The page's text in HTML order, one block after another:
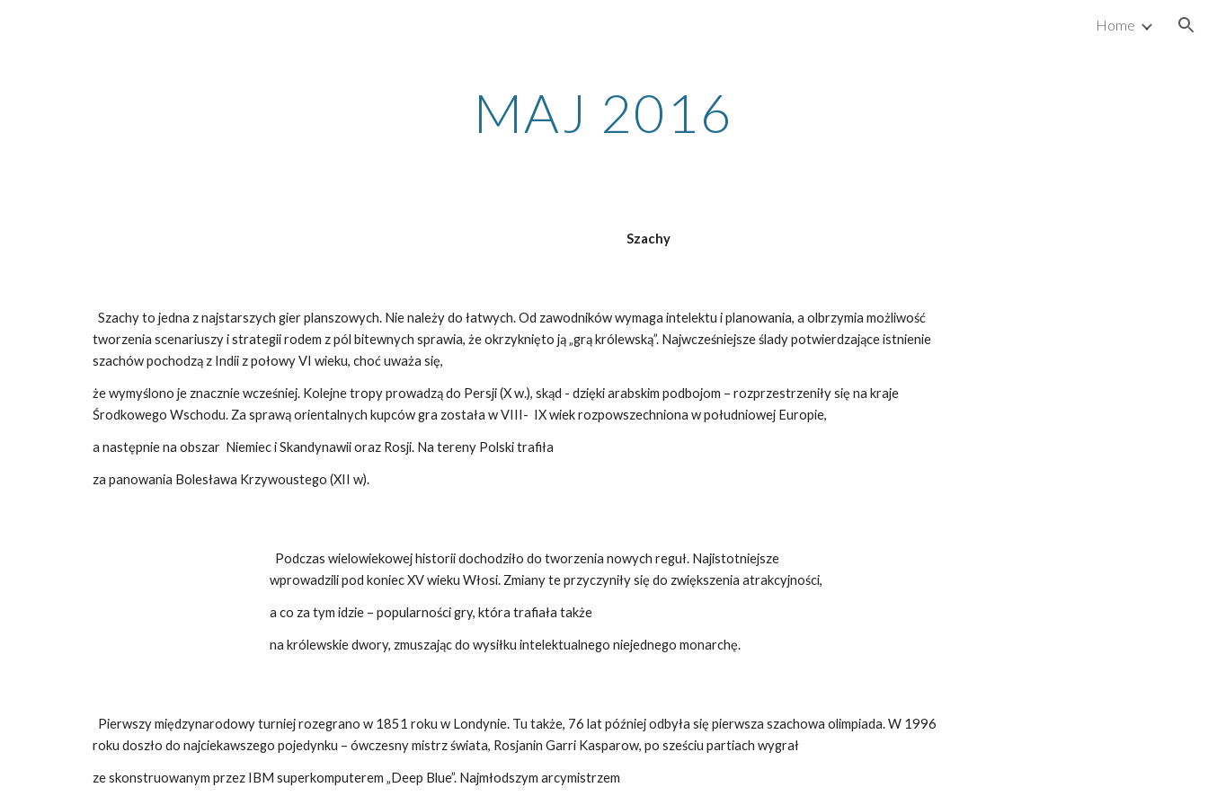
Home
MAJ 2016
Szachy
Szachy to jedna z najstarszych gier planszowych. Nie należy do łatwych. Od zawodników wymaga intelektu i planowania, a olbrzymia możliwość
tworzenia scenariuszy i strategii rodem z pól bitewnych sprawia, że okrzyknięto ją „grą królewską”. Najwcześniejsze ślady potwierdzające istnienie
szachów pochodzą z Indii z połowy VI wieku, choć uważa się,
że wymyślono je znacznie wcześniej. Kolejne tropy prowadzą do Persji (X w.), skąd - dzięki arabskim podbojom – rozprzestrzeniły się na kraje
Środkowego Wschodu. Za sprawą orientalnych kupców gra została w VIII- IX wiek rozpowszechniona w południowej Europie,
a następnie na obszar Niemiec i Skandynawii oraz Rosji. Na tereny Polski trafiła
za panowania Bolesława Krzywoustego (XII w).
Podczas wielowiekowej historii dochodziło do tworzenia nowych reguł. Najistotniejsze
wprowadzili pod koniec XV wieku Włosi. Zmiany te przyczyniły się do zwiększenia atrakcyjności,
a co za tym idzie – popularności gry, która trafiała także
na królewskie dwory, zmuszając do wysiłku intelektualnego niejednego monarchę.
Pierwszy międzynarodowy turniej rozegrano w 1851 roku w Londynie. Tu także, 76 lat później odbyła się pierwsza szachowa olimpiada. W 1996
roku doszło do najciekawszego pojedynku – ówczesny mistrz świata, Rosjanin Garri Kasparow, po sześciu partiach wygrał
ze skonstruowanym przez IBM superkomputerem „Deep Blue”. Najmłodszym arcymistrzem